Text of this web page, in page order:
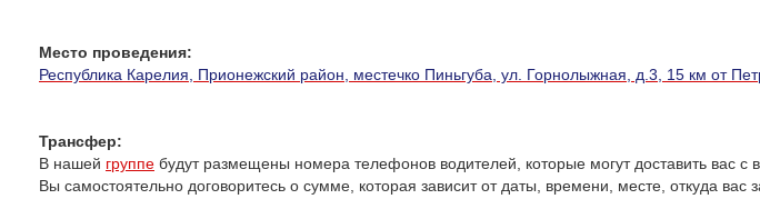
Место проведения:
Республика Карелия, Прионежский район, местечко Пиньгуба, ул. Горнолыжная, д.3, 15 км от
Трансфер:
В нашей группе будут размещены номера телефонов водителей, которые могут доставить вас с
Вы самостоятельно договоритесь о сумме, которая зависит от даты, времени, месте, откуда вас